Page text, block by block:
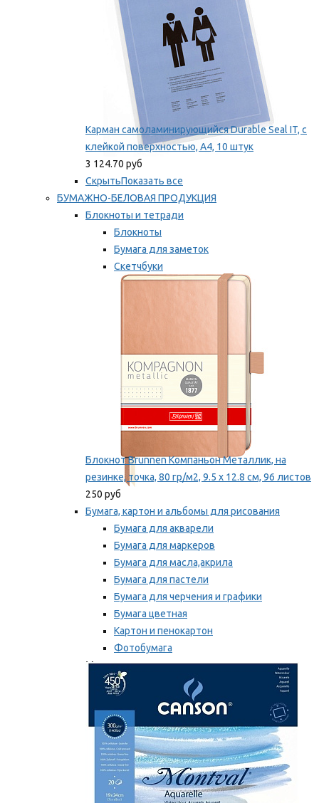
Карман самоламинирующийся Durable Seal IT, с
клейкой поверхностью, A4, 10 штук
3 124.70 руб
СкрытьПоказать все
БУМАЖНО-БЕЛОВАЯ ПРОДУКЦИЯ
Блокноты и тетради
Блокноты
Бумага для заметок
Скетчбуки
Тетради
Блокнот Brunnen Компаньон Металлик, на
резинке, точка, 80 гр/м2, 9.5 х 12.8 см, 96 листов
250 руб
Бумага, картон и альбомы для рисования
Бумага для акварели
Бумага для маркеров
Бумага для масла,акрила
Бумага для пастели
Бумага для черчения и графики
Бумага цветная
Картон и пенокартон
Фотобумага
Мы рекомендуем